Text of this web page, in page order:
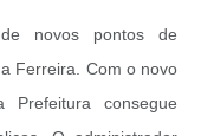
novos pontos de
Ferreira. Com o novo
consegue